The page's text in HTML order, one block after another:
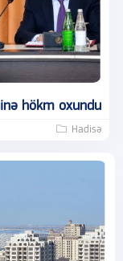
hökm oxundu
Hadisə